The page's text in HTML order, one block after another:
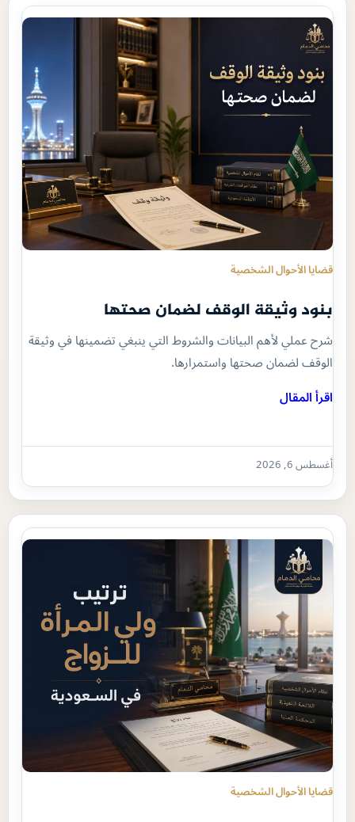
قضايا الأحوال الشخصية
بنود وثيقة الوقف لضمان صحتها
شرح عملي لأهم البيانات والشروط التي ينبغي تضمينها في وثيقة
الوقف لضمان صحتها واستمرارها.
اقرأ المقال
أغسطس 6, 2026
قضايا الأحوال الشخصية